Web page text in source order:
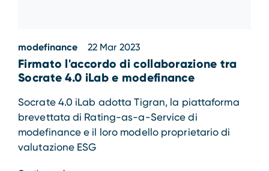
modefinance 22 Mar 2023
Firmato l'accordo di collaborazione tra
Socrate 4.0 iLab e modefinance
Socrate 4.0 iLab adotta Tigran, la piattaforma
brevettata di Rating-as-a-Service di
modefinance e il loro modello proprietario di
valutazione ESG